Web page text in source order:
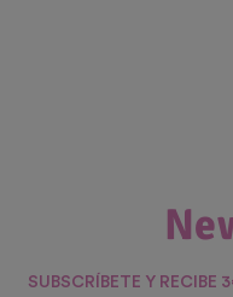
SUBSCRÍBETE Y RECIBE